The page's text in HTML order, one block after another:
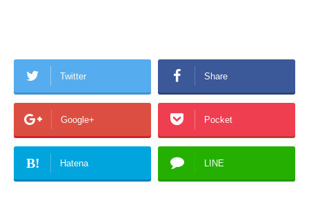
Twitter Share
Google+ Pocket
B! Hatena LINE